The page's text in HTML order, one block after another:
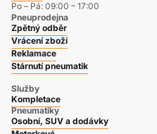
Po – Pá: 09:00 – 17:00
Pneuprodejna
Zpětný odběr
Vrácení zboží
Reklamace
Stárnutí pneumatik
Služby
Kompletace
Pneumatiky
Osobní, SUV a dodávky